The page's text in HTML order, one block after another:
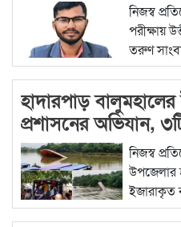
নিজস্ব
পরীক্ষায়
তরুণ
হাদারপাড়
প্রশাসনের অভিযান,
ক্ষতিগ্রস্ত, আটক ৮
নিজস্ব
উপজেলার
ইজারাকৃত